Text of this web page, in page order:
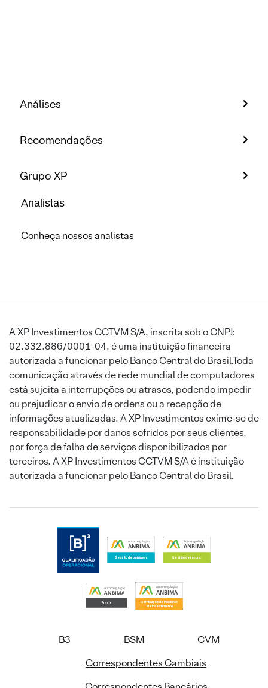
Análises
Recomendações
Grupo XP
Analistas
Conheça nossos analistas
A XP Investimentos CCTVM S/A, inscrita sob o CNPJ:
02.332.886/0001-04, é uma instituição financeira
autorizada a funcionar pelo Banco Central do Brasil.Toda
comunicação através de rede mundial de computadores
está sujeita a interrupções ou atrasos, podendo impedir
ou prejudicar o envio de ordens ou a recepção de
informações atualizadas. A XP Investimentos exime-se de
responsabilidade por danos sofridos por seus clientes,
por força de falha de serviços disponibilizados por
terceiros. A XP Investimentos CCTVM S/A é instituição
autorizada a funcionar pelo Banco Central do Brasil.
B3 BSM
CVM
Correspondentes Cambiais